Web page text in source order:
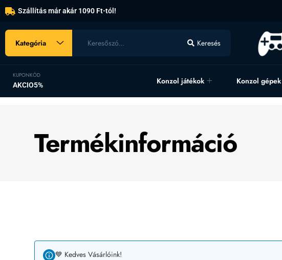
Szállítás már akár 1090 Ft-tól!
Kategória Keresés
KUPONKÓD
AKCIO5% Konzol játékok Konzol gépek
Termékinformáció
💙 Kedves Vásárlóink!